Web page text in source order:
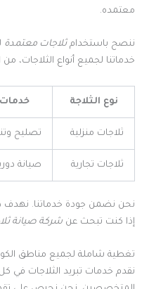
معتمده.
ننصح باستخدامثلاجات معتمدة
خدماتنا لجميع أنواع الثلاجات، من
نوع الثلاجة خدمات
ثلاجات منزلية تصليح
ثلاجات تجارية صيانة
نحن نضمن جودة خدماتنا. نهدف
إذا كنت تبحث عن شركة صيانة
تغطية شاملة لجميع مناطق
نقدم خدمات تبريد الثلاجات في